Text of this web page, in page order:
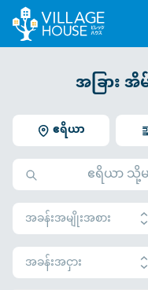
အခြား အိ
ဧရိယာ
အခန်းအမျိုးအစား
အခန်းအငှား